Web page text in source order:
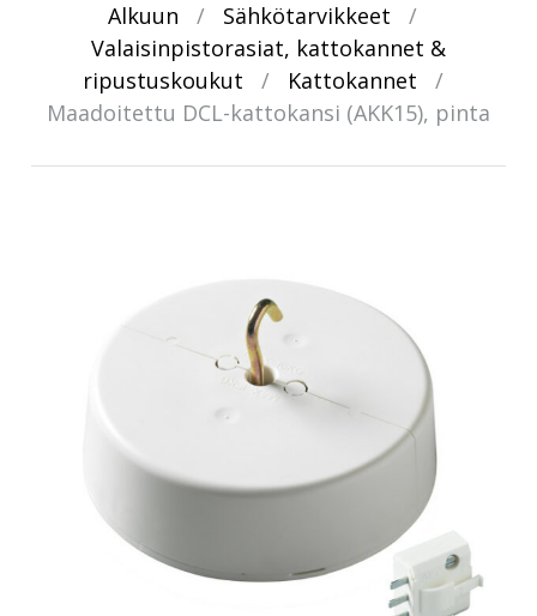
Alkuun / Sähkötarvikkeet
/
Valaisinpistorasiat, kattokannet &
ripustuskoukut
/ Kattokannet
/
Maadoitettu DCL-kattokansi (AKK15), pinta